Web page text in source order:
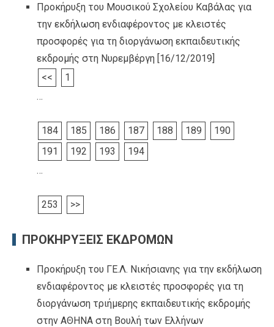
Προκήρυξη του Μουσικού Σχολείου Καβάλας για
την εκδήλωση ενδιαφέροντος με κλειστές
προσφορές για τη διοργάνωση εκπαιδευτικής
εκδρομής στη Νυρεμβέργη [16/12/2019]
<<
1
…
184 185 186 187 188 189
190
191
192 193
194
…
253 >>
ΠΡΟΚΗΡΥΞΕΙΣ ΕΚΔΡΟΜΩΝ
Προκήρυξη του ΓΕ.Λ. Νικήσιανης για την εκδήλωση
ενδιαφέροντος με κλειστές προσφορές για τη
διοργάνωση τριήμερης εκπαιδευτικής εκδρομής
στην ΑΘΗΝΑ στη Βουλή των Ελλήνων